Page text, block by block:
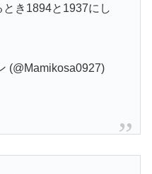
き1894と1937にし
(@Mamikosa0927)